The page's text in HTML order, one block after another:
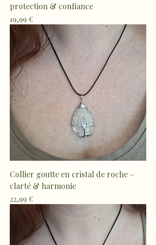
protection & confiance
Prix
19,99 €
Collier goutte en cristal de roche –
clarté & harmonie
Prix
22,99 €